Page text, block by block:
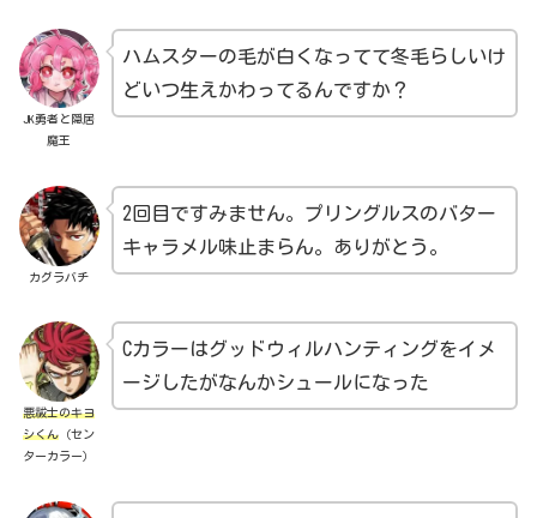
JK勇者と隠居
魔王
ハムスターの毛が白くなってて冬毛らしいけ
どいつ生えかわってるんですか？
カグラバチ
2回目ですみません。プリングルスのバター
キャラメル味止まらん。ありがとう。
悪祓士のキヨ
シくん （セン
ターカラー）
Cカラーはグッドウィルハンティングをイメ
ージしたがなんかシュールになった